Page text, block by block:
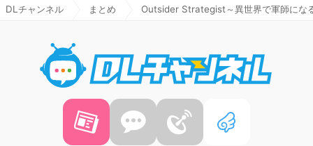
DLチャンネル まとめ Outsider Strategist～異世界で軍師に